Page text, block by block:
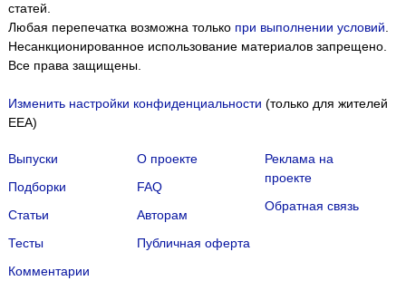
статей.
Любая перепечатка возможна только при выполнении условий.
Несанкционированное использование материалов запрещено.
Все права защищены.
Изменить настройки конфиденциальности (только для жителей
EEA)
Выпуски
Подборки
Статьи
Тесты
Комментарии
О проекте
FAQ
Авторам
Публичная оферта
Реклама на
проекте
Обратная связь